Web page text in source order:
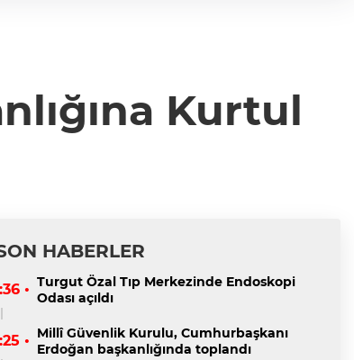
Kurtul
HABERLER
• Turgut Özal Tıp Merkezinde Endoskopi
Odası açıldı
• Millî Güvenlik Kurulu, Cumhurbaşkanı
Erdoğan başkanlığında toplandı